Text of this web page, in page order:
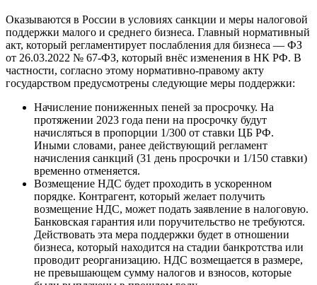
Оказываются в России в условиях санкции и меры налоговой
поддержки малого и среднего бизнеса. Главный нормативный
акт, который регламентирует послабления для бизнеса — ФЗ
от 26.03.2022 № 67-ФЗ, который внёс изменения в НК РФ. В
частности, согласно этому нормативно-правому акту
государством предусмотрены следующие меры поддержки:
Начисление пониженных пеней за просрочку. На
протяжении 2023 года пени на просрочку будут
начисляться в пропорции 1/300 от ставки ЦБ РФ.
Иными словами, ранее действующий регламент
начисления санкций (31 день просрочки и 1/150 ставки)
временно отменяется.
Возмещение НДС будет проходить в ускоренном
порядке. Контрагент, который желает получить
возмещение НДС, может подать заявление в налоговую.
Банковская гарантия или поручительство не требуются.
Действовать эта мера поддержки будет в отношении
бизнеса, который находится на стадии банкротства или
проводит реорганизацию. НДС возмещается в размере,
не превышающем сумму налогов и взносов, которые